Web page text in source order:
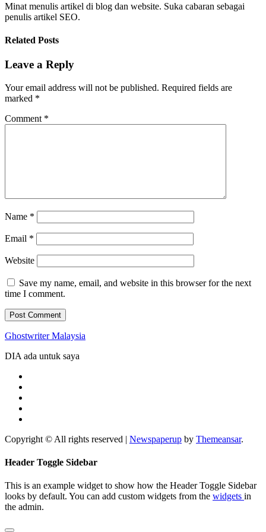
Minat menulis artikel di blog dan website. Suka cabaran sebagai
penulis artikel SEO.
Related Posts
Leave a Reply
Your email address will not be published. Required fields are
marked *
Comment *
Name *
Email *
Website
Save my name, email, and website in this browser for the next
time I comment.
Ghostwriter Malaysia
DIA ada untuk saya
Copyright © All rights reserved | Newspaperup by Themeansar.
Header Toggle Sidebar
This is an example widget to show how the Header Toggle Sidebar
looks by default. You can add custom widgets from the widgets in
the admin.